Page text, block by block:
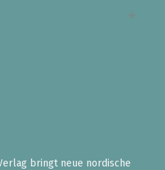
bringt neue nordische